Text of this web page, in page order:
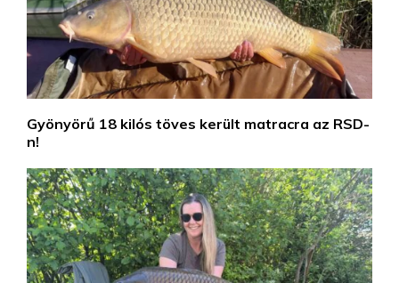
Gyönyörű 18 kilós töves került matracra az RSD-
n!